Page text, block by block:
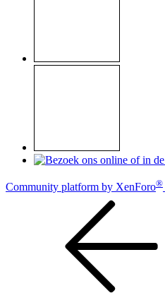
Community platform by XenForo®